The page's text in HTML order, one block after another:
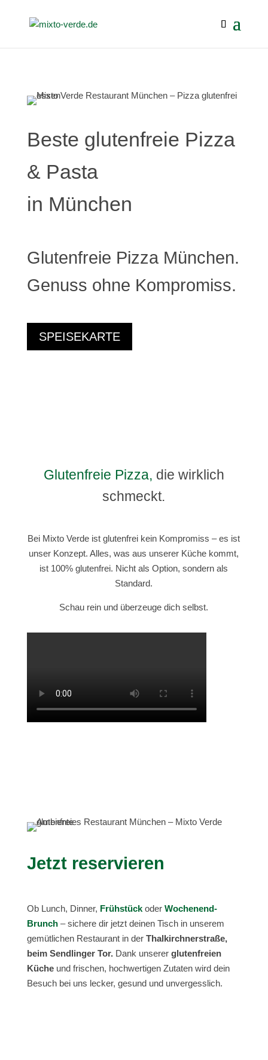
Beste glutenfreie Pizza
& Pasta
in München
Glutenfreie Pizza München.
Genuss ohne Kompromiss.
SPEISEKARTE
Glutenfreie Pizza, die wirklich
schmeckt.
Bei Mixto Verde ist glutenfrei kein Kompromiss – es ist
unser Konzept. Alles, was aus unserer Küche kommt,
ist 100% glutenfrei. Nicht als Option, sondern als
Standard.
Schau rein und überzeuge dich selbst.
Jetzt reservieren
Ob Lunch, Dinner, Frühstück oder Wochenend-
Brunch– sichere dir jetzt deinen Tisch in unserem
gemütlichen Restaurant in der Thalkirchnerstraße,
beim Sendlinger Tor.Dank unserer glutenfreien
Kücheund frischen, hochwertigen Zutaten wird dein
Besuch bei uns lecker, gesund und unvergesslich.